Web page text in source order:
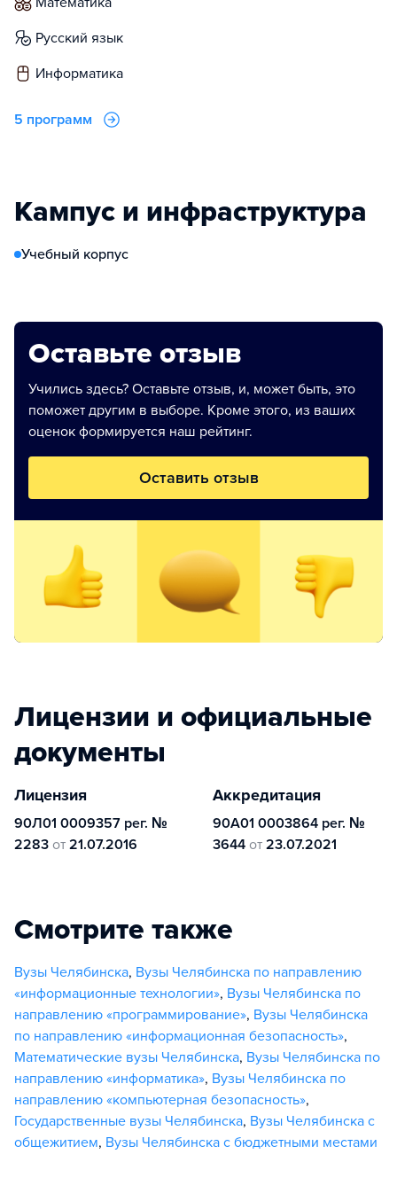
русский язык
информатика
5 программ
Кампус и инфраструктура
Учебный корпус
Оставьте отзыв
Учились здесь? Оставьте отзыв, и, может быть, это
поможет другим в выборе. Кроме этого, из ваших
оценок формируется наш рейтинг.
Оставить отзыв
Лицензии и официальные
документы
Лицензия
90Л01 0009357 рег. №
2283 от 21.07.2016
Аккредитация
90А01 0003864 рег. №
3644 от 23.07.2021
Смотрите также
Вузы Челябинска, Вузы Челябинска по направлению
«информационные технологии», Вузы Челябинска по
направлению «программирование», Вузы Челябинска
по направлению «информационная безопасность»,
Математические вузы Челябинска, Вузы Челябинска по
направлению «информатика», Вузы Челябинска по
направлению «компьютерная безопасность»,
Государственные вузы Челябинска, Вузы Челябинска с
общежитием, Вузы Челябинска с бюджетными местами